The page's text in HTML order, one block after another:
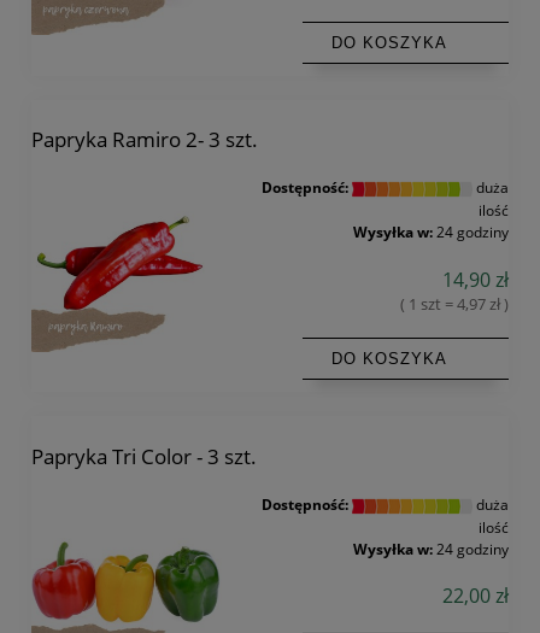
DO KOSZYKA
Papryka Ramiro 2- 3 szt.
Dostępność:
duża
ilość
Wysyłka w:24 godziny
14,90 zł
( 1 szt = 4,97 zł )
DO KOSZYKA
Papryka Tri Color - 3 szt.
Dostępność:
duża
ilość
Wysyłka w: 24 godziny
22,00 zł